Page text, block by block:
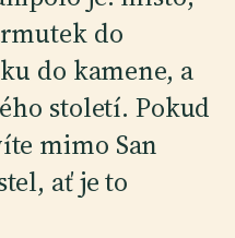
do
do kamene, a
století. Pokud
mimo San
ať je to